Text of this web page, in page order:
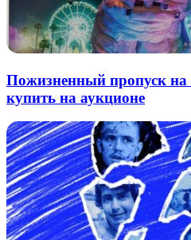
Пожизненный пропуск на
купить на аукционе